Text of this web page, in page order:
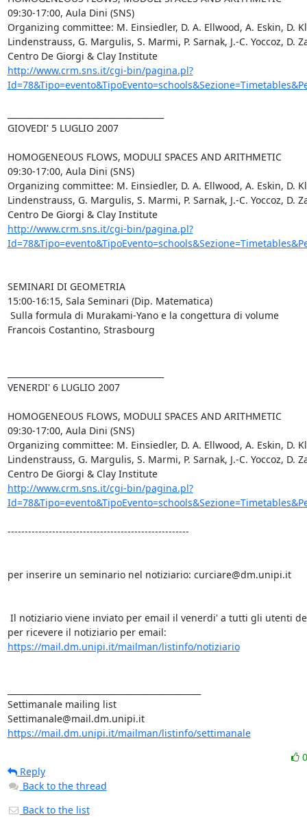
09:30-17:00, Aula Dini (SNS)
Organizing committee: M. Einsiedler, D. A. Ellwood, A. Eskin, D.
Lindenstrauss, G. Margulis, S. Marmi, P. Sarnak, J.-C. Yoccoz, D.
Centro De Giorgi & Clay Institute
http://www.crm.sns.it/cgi-bin/pagina.pl?
GIOVEDI' 5 LUGLIO 2007
HOMOGENEOUS FLOWS, MODULI SPACES AND ARITHMETIC
09:30-17:00, Aula Dini (SNS)
Organizing committee: M. Einsiedler, D. A. Ellwood, A. Eskin, D.
Lindenstrauss, G. Margulis, S. Marmi, P. Sarnak, J.-C. Yoccoz, D.
Centro De Giorgi & Clay Institute
http://www.crm.sns.it/cgi-bin/pagina.pl?
SEMINARI DI GEOMETRIA
15:00-16:15, Sala Seminari (Dip. Matematica)
Francois Costantino, Strasbourg
VENERDI' 6 LUGLIO 2007
HOMOGENEOUS FLOWS, MODULI SPACES AND ARITHMETIC
09:30-17:00, Aula Dini (SNS)
Organizing committee: M. Einsiedler, D. A. Ellwood, A. Eskin, D.
Lindenstrauss, G. Margulis, S. Marmi, P. Sarnak, J.-C. Yoccoz, D.
Centro De Giorgi & Clay Institute
http://www.crm.sns.it/cgi-bin/pagina.pl?
-----------------------------------------------------
per inserire un seminario nel notiziario: curciare@dm.unipi.it
https://mail.dm.unipi.it/mailman/listinfo/notiziario
Settimanale mailing list
Settimanale@mail.dm.unipi.it
https://mail.dm.unipi.it/mailman/listinfo/settimanale
Reply
Back to the thread
Back to the list